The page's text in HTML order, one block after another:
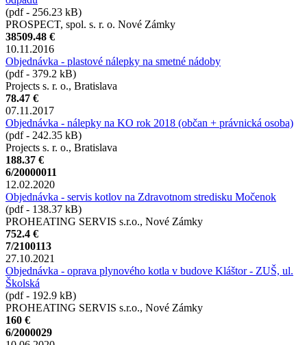
(pdf - 256.23 kB)
PROSPECT, spol. s. r. o. Nové Zámky
38509.48 €
10.11.2016
Objednávka - plastové nálepky na smetné nádoby
(pdf - 379.2 kB)
Projects s. r. o., Bratislava
78.47 €
07.11.2017
Objednávka - nálepky na KO rok 2018 (občan + právnická osoba)
(pdf - 242.35 kB)
Projects s. r. o., Bratislava
188.37 €
6/20000011
12.02.2020
Objednávka - servis kotlov na Zdravotnom stredisku Močenok
(pdf - 138.37 kB)
PROHEATING SERVIS s.r.o., Nové Zámky
752.4 €
7/2100113
27.10.2021
Objednávka - oprava plynového kotla v budove Kláštor - ZUŠ, ul.
Školská
(pdf - 192.9 kB)
PROHEATING SERVIS s.r.o., Nové Zámky
160 €
6/2000029